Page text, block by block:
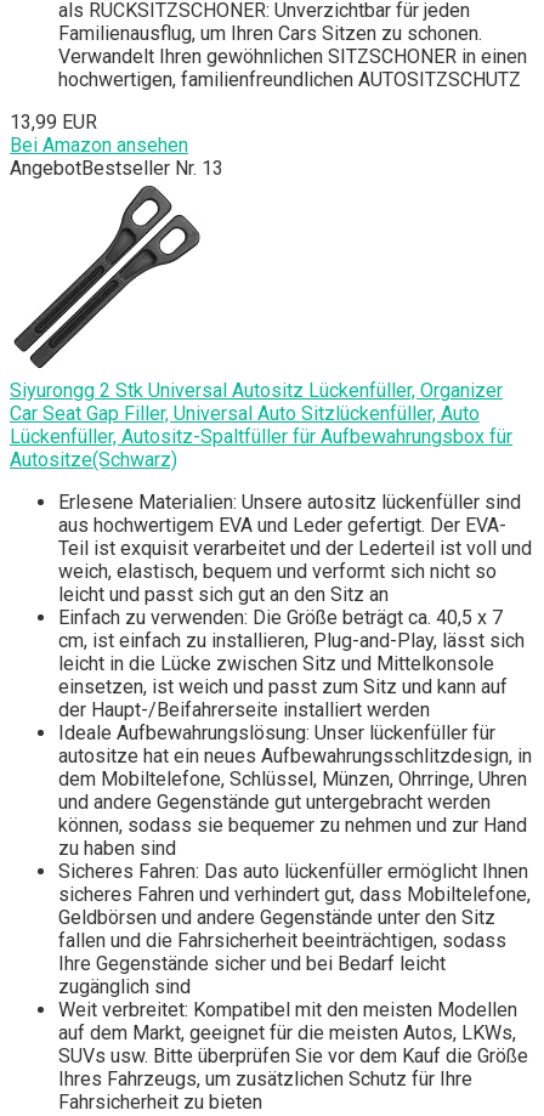
als RÜCKSITZSCHONER: Unverzichtbar für jeden
Familienausflug, um Ihren Cars Sitzen zu schonen.
Verwandelt Ihren gewöhnlichen SITZSCHONER in einen
hochwertigen, familienfreundlichen AUTOSITZSCHUTZ
13,99 EUR
Bei Amazon ansehen
AngebotBestseller Nr. 13
Siyurongg 2 Stk Universal Autositz Lückenfüller, Organizer
Car Seat Gap Filler, Universal Auto Sitzlückenfüller, Auto
Lückenfüller, Autositz-Spaltfüller für Aufbewahrungsbox für
Autositze(Schwarz)
Erlesene Materialien: Unsere autositz lückenfüller sind
aus hochwertigem EVA und Leder gefertigt. Der EVA-
Teil ist exquisit verarbeitet und der Lederteil ist voll und
weich, elastisch, bequem und verformt sich nicht so
leicht und passt sich gut an den Sitz an
Einfach zu verwenden: Die Größe beträgt ca. 40,5 x 7
cm, ist einfach zu installieren, Plug-and-Play, lässt sich
leicht in die Lücke zwischen Sitz und Mittelkonsole
einsetzen, ist weich und passt zum Sitz und kann auf
der Haupt-/Beifahrerseite installiert werden
Ideale Aufbewahrungslösung: Unser lückenfüller für
autositze hat ein neues Aufbewahrungsschlitzdesign, in
dem Mobiltelefone, Schlüssel, Münzen, Ohrringe, Uhren
und andere Gegenstände gut untergebracht werden
können, sodass sie bequemer zu nehmen und zur Hand
zu haben sind
Sicheres Fahren: Das auto lückenfüller ermöglicht Ihnen
sicheres Fahren und verhindert gut, dass Mobiltelefone,
Geldbörsen und andere Gegenstände unter den Sitz
fallen und die Fahrsicherheit beeinträchtigen, sodass
Ihre Gegenstände sicher und bei Bedarf leicht
zugänglich sind
Weit verbreitet: Kompatibel mit den meisten Modellen
auf dem Markt, geeignet für die meisten Autos, LKWs,
SUVs usw. Bitte überprüfen Sie vor dem Kauf die Größe
Ihres Fahrzeugs, um zusätzlichen Schutz für Ihre
Fahrsicherheit zu bieten